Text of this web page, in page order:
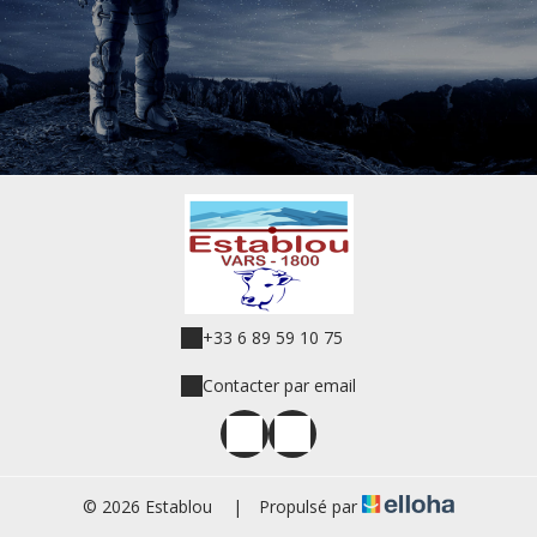
+33 6 89 59 10 75
Contacter par email
© 2026 Establou | Propulsé par